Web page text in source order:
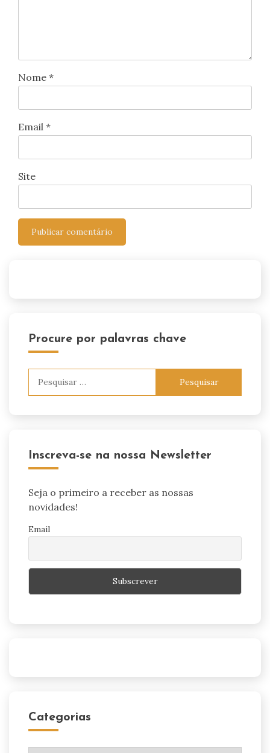
Nome *
Email *
Site
Procure por palavras chave
Inscreva-se na nossa Newsletter
Seja o primeiro a receber as nossas
novidades!
Email
Categorias